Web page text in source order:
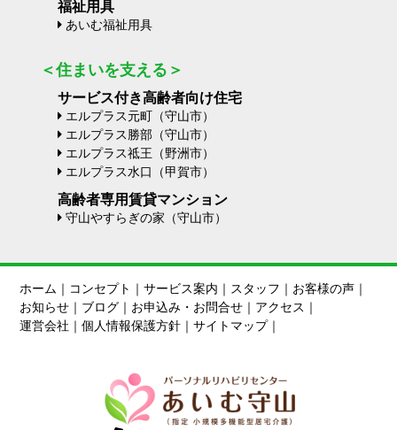
福祉用具
あいむ福祉用具
＜住まいを支える＞
サービス付き高齢者向け住宅
エルプラス元町（守山市）
エルプラス勝部（守山市）
エルプラス祗王（野洲市）
エルプラス水口（甲賀市）
高齢者専用賃貸マンション
守山やすらぎの家（守山市）
ホーム ｜ コンセプト ｜サービス案内 ｜ スタッフ ｜ お客様の声 ｜
お知らせ ｜ ブログ ｜ お申込み・お問合せ ｜ アクセス ｜
運営会社 ｜個人情報保護方針 ｜サイトマップ｜